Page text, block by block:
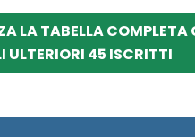
LA TABELLA COMPLETA
ULTERIORI 45 ISCRITTI